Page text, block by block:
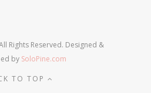
Rights Reserved. Designed &
by SoloPine.com
TO TOP